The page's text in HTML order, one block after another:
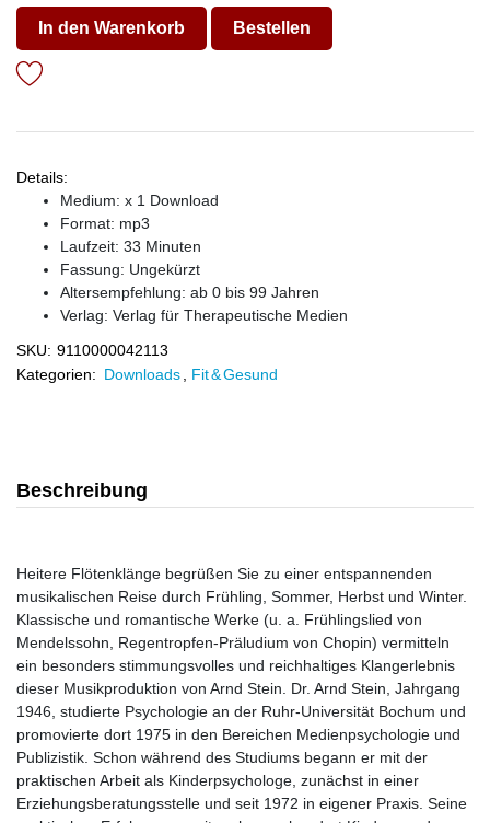
In den Warenkorb Bestellen
Details:
Medium: x 1 Download
Format: mp3
Laufzeit: 33 Minuten
Fassung: Ungekürzt
Altersempfehlung: ab 0 bis 99 Jahren
Verlag: Verlag für Therapeutische Medien
SKU: 9110000042113
Kategorien: Downloads Fit & Gesund
Beschreibung
Heitere Flötenklänge begrüßen Sie zu einer entspannenden
musikalischen Reise durch Frühling, Sommer, Herbst und Winter.
Klassische und romantische Werke (u. a. Frühlingslied von
Mendelssohn, Regentropfen-Präludium von Chopin) vermitteln
ein besonders stimmungsvolles und reichhaltiges Klangerlebnis
dieser Musikproduktion von Arnd Stein. Dr. Arnd Stein, Jahrgang
1946, studierte Psychologie an der Ruhr-Universität Bochum und
promovierte dort 1975 in den Bereichen Medienpsychologie und
Publizistik. Schon während des Studiums begann er mit der
praktischen Arbeit als Kinderpsychologe, zunächst in einer
Erziehungsberatungsstelle und seit 1972 in eigener Praxis. Seine